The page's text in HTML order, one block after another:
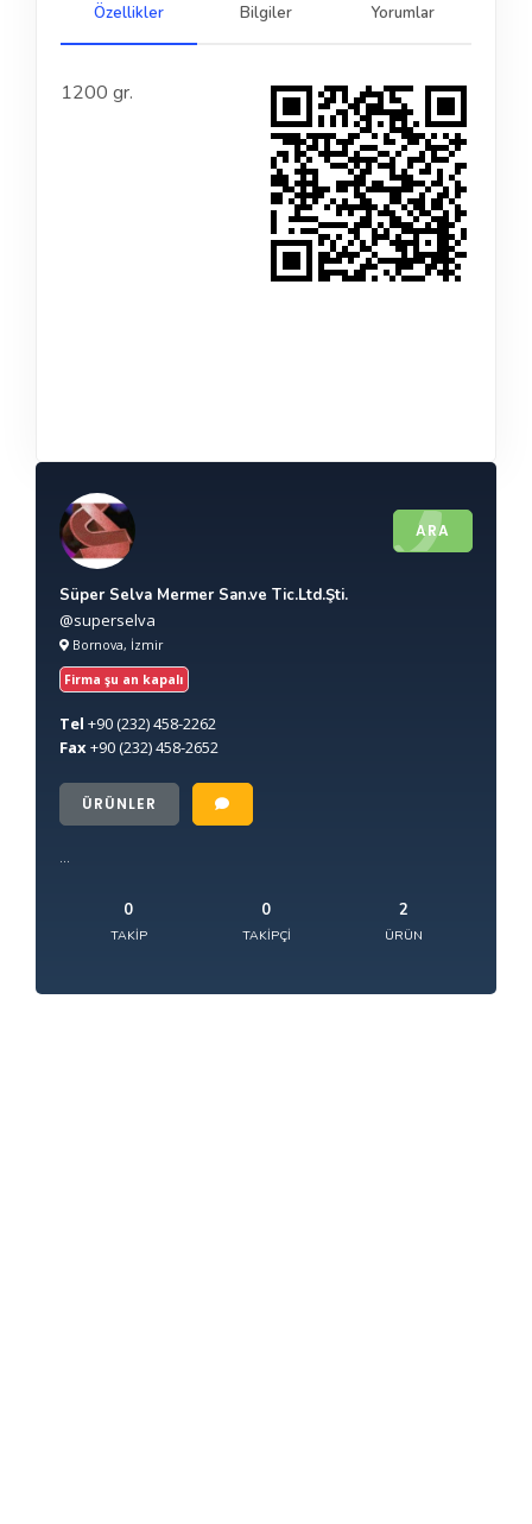
Özellikler
Bilgiler
Yorumlar
1200 gr.
ARA
Süper Selva Mermer San.ve Tic.Ltd.Şti.
@superselva
Bornova, İzmir
Firma şu an kapalı
Tel +90(232) 458-2262
Fax+90(232) 458-2652
ÜRÜNLER
0
TAKIP
0
TAKIPÇI
2
ÜRÜN